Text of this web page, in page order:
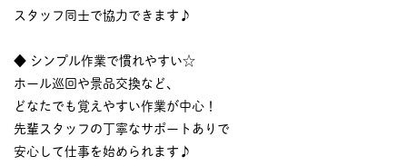
スタッフ同士で協力できます♪
◆ シンプル作業で慣れやすい☆
ホール巡回や景品交換など、
どなたでも覚えやすい作業が中心！
先輩スタッフの丁寧なサポートありで
安心して仕事を始められます♪